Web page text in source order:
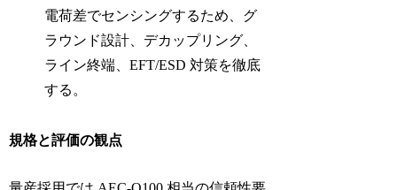
電荷差でセンシングするため、グ
ラウンド設計、デカップリング、
ライン終端、EFT/ESD 対策を徹底
する。
規格と評価の観点